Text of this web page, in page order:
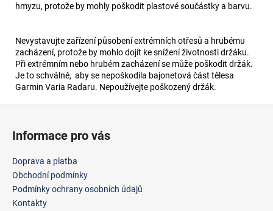
hmyzu, protože by mohly poškodit plastové součástky a barvu.
Nevystavujte zařízení působení extrémních otřesů a hrubému
zacházení, protože by mohlo dojít ke snížení životnosti držáku.
Při extrémním nebo hrubém zacházení se může poškodit držák.
Je to schválně, aby se nepoškodila bajonetová část tělesa
Garmin Varia Radaru. Nepoužívejte poškozený držák.
Informace pro vás
Doprava a platba
Obchodní podmínky
Podmínky ochrany osobních údajů
Kontakty